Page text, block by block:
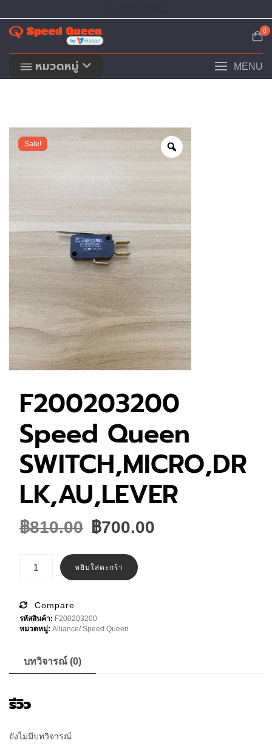
content
0
หมวดหมู่ MENU
Sale!
F200203200
Speed Queen
SWITCH,MICRO,DR
LK,AU,LEVER
฿810.00 Original
was:
฿810.00.
฿700.00
F200203200
LK,AU,LEVER
ชิ้น
หยิบใส่ตะกร้า
Compare
รหัสสินค้า: F200203200
หมวดหมู่: Alliance/ Speed Queen
บทวิจารณ์ (0)
รีวิว
ยังไม่มีบทวิจารณ์